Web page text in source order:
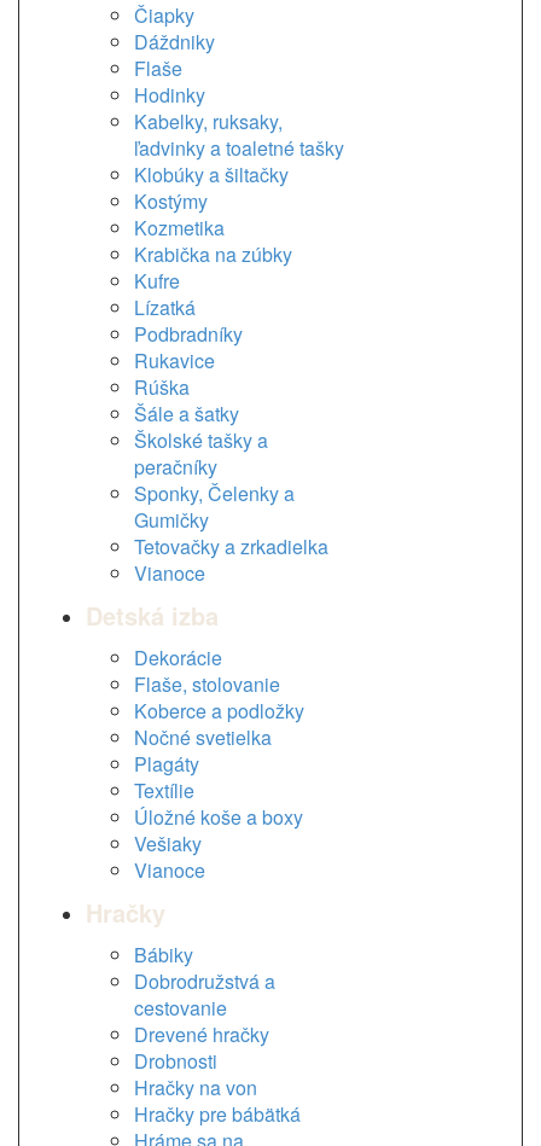
Čiapky
Dáždniky
Flaše
Hodinky
Kabelky, ruksaky,
ľadvinky a toaletné tašky
Klobúky a šiltačky
Kostýmy
Kozmetika
Krabička na zúbky
Kufre
Lízatká
Podbradníky
Rukavice
Rúška
Šále a šatky
Školské tašky a
peračníky
Sponky, Čelenky a
Gumičky
Tetovačky a zrkadielka
Vianoce
Detská izba
Dekorácie
Flaše, stolovanie
Koberce a podložky
Nočné svetielka
Plagáty
Textílie
Úložné koše a boxy
Vešiaky
Vianoce
Hračky
Bábiky
Dobrodružstvá a
cestovanie
Drevené hračky
Drobnosti
Hračky na von
Hračky pre bábätká